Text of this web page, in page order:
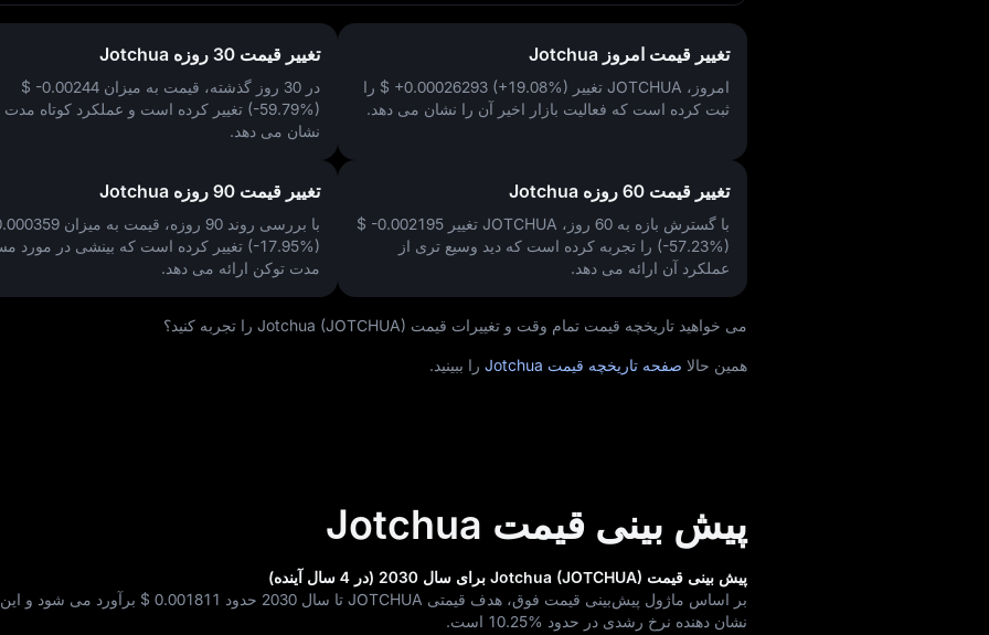
تغییر قیمت امروز Jotchua
امروز، JOTCHUA تغییر $ +0.00026293 (+19.08%) را
ثبت کرده است که فعالیت بازار اخیر آن را نشان می‌ دهد.
تغییر قیمت 30 روزه Jotchua
در 30 روز گذشته، قیمت به میزان
$ -0.00244
(-59.79%) تغییر کرده است و عملکرد کوتاه‌ مدت
نشان می‌ دهد.
تغییر قیمت 60 روزه Jotchua
با گسترش بازه به 60 روز، JOTCHUA تغییر
$ -0.002195
(-57.23%) را تجربه کرده است که دید وسیع‌ تری از
عملکرد آن ارائه می‌ دهد.
تغییر قیمت 90 روزه Jotchua
با بررسی روند 90 روزه، قیمت به میزان
(-17.95%) تغییر کرده است که بینشی در مورد
مدت توکن ارائه می‌ دهد.
می‌ خواهید تاریخچه قیمت تمام‌ وقت و تغییرات قیمت Jotchua (JOTCHUA) را تجربه کنید؟
همین حالا صفحه تاریخچه قیمت Jotchua را ببینید.
پیش‌ بینی قیمت Jotchua
پیش‌ بینی قیمت Jotchua (JOTCHUA) برای سال 2030 (در 4 سال آینده)
بر اساس ماژول پیش‌بینی قیمت فوق، هدف قیمتی JOTCHUA تا سال 2030 حدود
$ 0.001811 برآورد می‌ شود و
نشان‌ دهنده نرخ رشدی در حدود 10.25% است.